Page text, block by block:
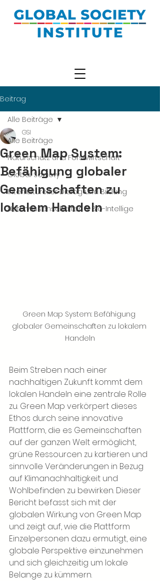
Beitrag
Alle Beiträge
Naturschutz und Forstwirtschaft
Global Society
Interkultureller Dialog und Bildung
Naturwissenschaften & Bio-Intellige
Alle Beiträge
Green Map System:
Befähigung globaler
Gemeinschaften zu
lokalem Handeln
GSI
Green Map System: Befähigung
globaler Gemeinschaften zu lokalem
Handeln
Beim Streben nach einer
nachhaltigen Zukunft kommt dem
lokalen Handeln eine zentrale Rolle
zu. Green Map verkörpert dieses
Ethos durch seine innovative
Plattform, die es Gemeinschaften
auf der ganzen Welt ermöglicht,
grüne Ressourcen zu kartieren und
sinnvolle Veränderungen in Bezug
auf Klimanachhaltigkeit und
Wohlbefinden zu bewirken. Dieser
Bericht befasst sich mit der
globalen Wirkung von Green Map
und zeigt auf, wie die Plattform
Einzelpersonen dazu ermutigt, eine
globale Perspektive einzunehmen
und sich gleichzeitig um lokale
Belange zu kümmern.